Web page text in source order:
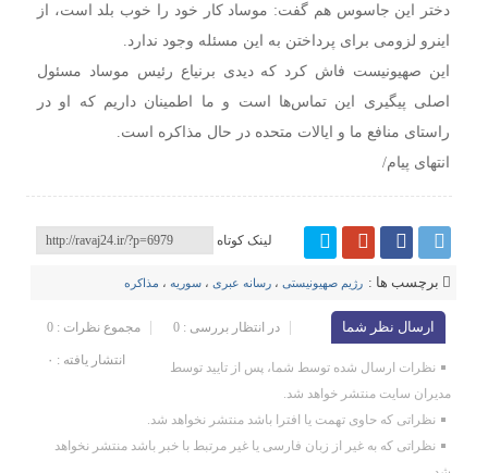
دختر این جاسوس هم گفت: موساد کار خود را خوب بلد است، از
اینرو لزومی برای پرداختن به این مسئله وجود ندارد.
این صهیونیست فاش کرد که دیدی برنیاع رئیس موساد مسئول
اصلی پیگیری این تماس‌ها است و ما اطمینان داریم که او در
راستای منافع ما و ایالات متحده در حال مذاکره است.
انتهای پیام/
لینک کوتاه
برچسب ها : رژیم صهیونیستی ،رسانه عبری ،سوریه ، مذاکره
ارسال نظر شما مجموع نظرات : 0 در انتظار بررسی : 0
انتشار یافته : ۰
نظرات ارسال شده توسط شما، پس از تایید توسط
مدیران سایت منتشر خواهد شد.
نظراتی که حاوی تهمت یا افترا باشد منتشر نخواهد شد.
نظراتی که به غیر از زبان فارسی یا غیر مرتبط با خبر باشد منتشر نخواهد